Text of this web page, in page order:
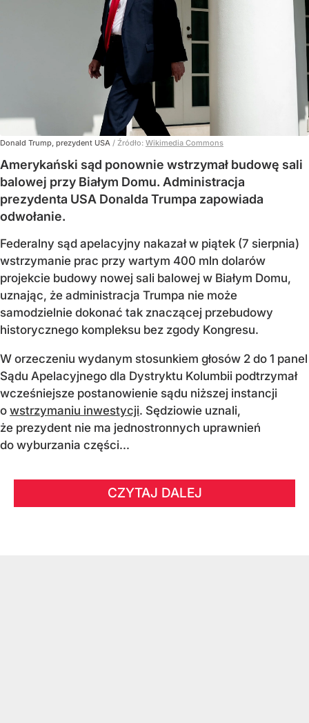
Donald Trump, prezydent USA / Źródło: Wikimedia Commons
Amerykański sąd ponownie wstrzymał budowę sali
balowej przy Białym Domu. Administracja
prezydenta USA Donalda Trumpa zapowiada
odwołanie.
Federalny sąd apelacyjny nakazał w piątek (7 sierpnia)
wstrzymanie prac przy wartym 400 mln dolarów
projekcie budowy nowej sali balowej w Białym Domu,
uznając, że administracja Trumpa nie może
samodzielnie dokonać tak znaczącej przebudowy
historycznego kompleksu bez zgody Kongresu.
W orzeczeniu wydanym stosunkiem głosów 2 do 1 panel
Sądu Apelacyjnego dla Dystryktu Kolumbii podtrzymał
wcześniejsze postanowienie sądu niższej instancji
o wstrzymaniu inwestycji. Sędziowie uznali,
że prezydent nie ma jednostronnych uprawnień
do wyburzania części...
CZYTAJ DALEJ